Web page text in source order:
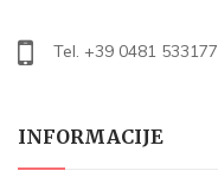
Tel. +39 0481 533177
INFORMACIJE